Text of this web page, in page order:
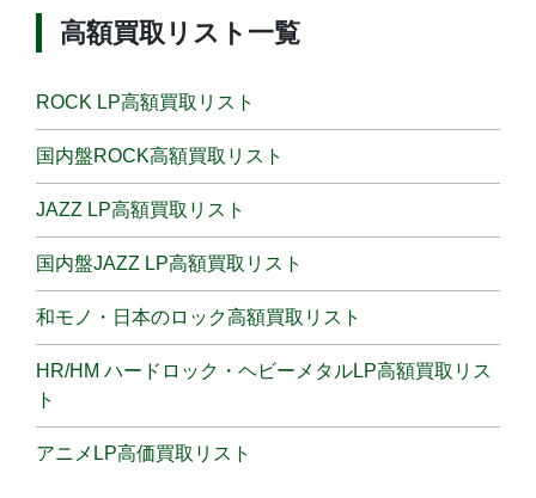
高額買取リスト一覧
ROCK LP高額買取リスト
国内盤ROCK高額買取リスト
JAZZ LP高額買取リスト
国内盤JAZZ LP高額買取リスト
和モノ・日本のロック高額買取リスト
HR/HM ハードロック・ヘビーメタルLP高額買取リス
ト
アニメLP高価買取リスト